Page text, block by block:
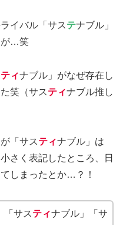
イバル「サステナブル」
が…笑
ティナブル」がなぜ存在し
笑（サスティナブル推し
「サスティナブル」は
さく表記したところ、日
しまったとか…？！
「サスティナブル」「サ